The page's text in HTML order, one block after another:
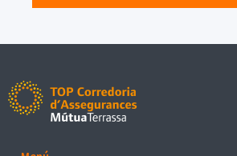
Top Corredoria d'Assegurances